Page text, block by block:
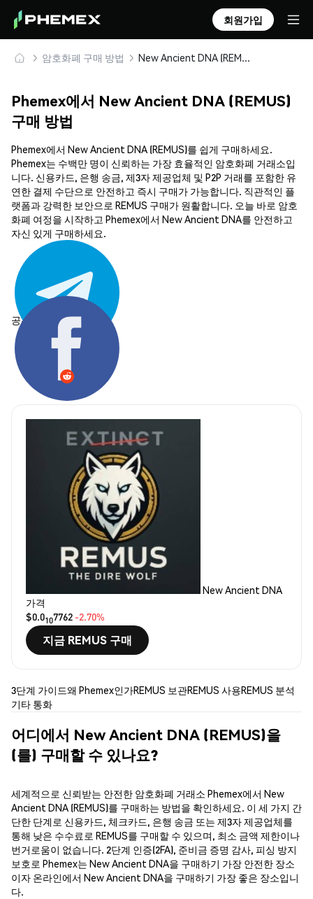
회원가입
암호화폐 구매 방법 New Ancient DNA (REMUS) 안전하게 구매 및 보관
Phemex에서 New Ancient DNA (REMUS)
구매 방법
Phemex에서 New Ancient DNA (REMUS)를 쉽게 구매하세요.
Phemex는 수백만 명이 신뢰하는 가장 효율적인 암호화폐 거래소입
니다. 신용카드, 은행 송금, 제3자 제공업체 및 P2P 거래를 포함한 유
연한 결제 수단으로 안전하고 즉시 구매가 가능합니다. 직관적인 플
랫폼과 강력한 보안으로 REMUS 구매가 원활합니다. 오늘 바로 암호
화폐 여정을 시작하고 Phemex에서 New Ancient DNA를 안전하고
자신 있게 구매하세요.
공유하기:
New Ancient DNA
가격
$0.0107762 -2.70%
지금 REMUS 구매
3단계 가이드왜 Phemex인가REMUS 보관REMUS 사용REMUS 분석
기타 통화
어디에서 New Ancient DNA (REMUS)을
(를) 구매할 수 있나요?
세계적으로 신뢰받는 안전한 암호화폐 거래소 Phemex에서 New
Ancient DNA (REMUS)를 구매하는 방법을 확인하세요. 이 세 가지 간
단한 단계로 신용카드, 체크카드, 은행 송금 또는 제3자 제공업체를
통해 낮은 수수료로 REMUS를 구매할 수 있으며, 최소 금액 제한이나
번거로움이 없습니다. 2단계 인증(2FA), 준비금 증명 감사, 피싱 방지
보호로 Phemex는 New Ancient DNA을 구매하기 가장 안전한 장소
이자 온라인에서 New Ancient DNA을 구매하기 가장 좋은 장소입니
다.